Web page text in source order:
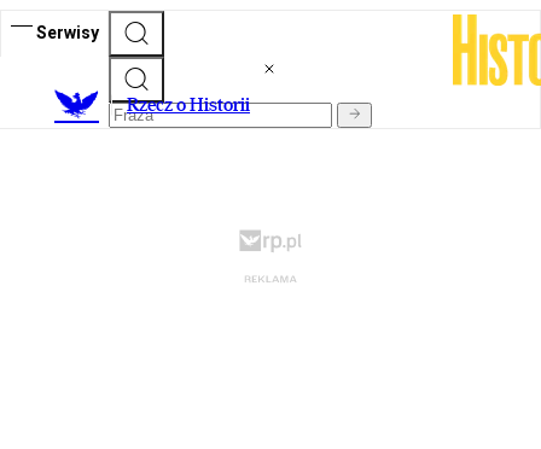
Serwisy
Rzecz o Historii